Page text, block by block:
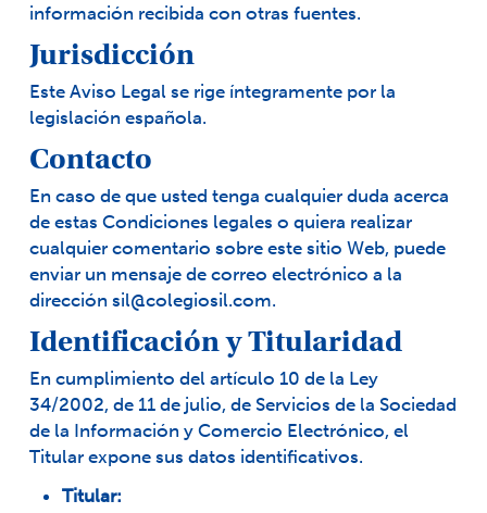
información recibida con otras fuentes.
Jurisdicción
Este Aviso Legal se rige íntegramente por la
legislación española.
Contacto
En caso de que usted tenga cualquier duda acerca
de estas Condiciones legales o quiera realizar
cualquier comentario sobre este sitio Web, puede
enviar un mensaje de correo electrónico a la
dirección sil@colegiosil.com.
Identificación y Titularidad
En cumplimiento del artículo 10 de la Ley
34/2002, de 11 de julio, de Servicios de la Sociedad
de la Información y Comercio Electrónico, el
Titular expone sus datos identificativos.
Titular: